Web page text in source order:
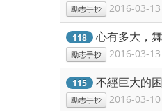
勵志手抄 2016-03-
118 心有多大，
勵志手抄 2016-03-
115 不經巨大的
勵志手抄 2016-03-